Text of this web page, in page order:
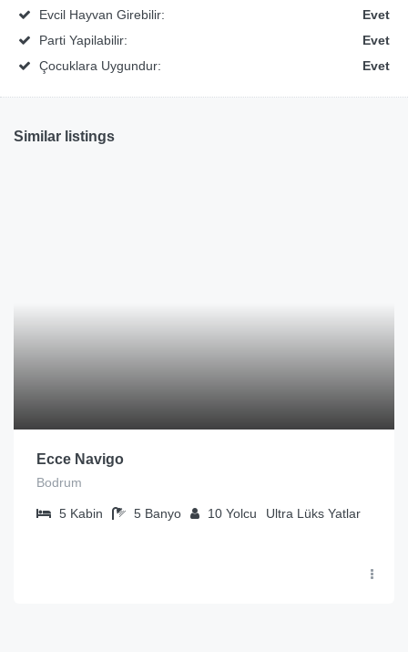
Evcil Hayvan Girebilir:
Evet
Parti Yapilabilir:
Evet
Çocuklara Uygundur:
Evet
Similar listings
Ecce Navigo
Bodrum
5 Kabin 5 Banyo 10 Yolcu Ultra Lüks Yatlar